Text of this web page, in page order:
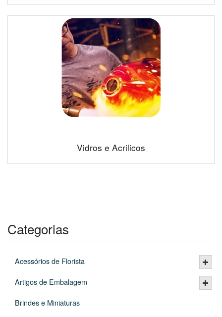
Vidros e Acrilicos
Categorias
Acessórios de Florista
Artigos de Embalagem
Brindes e Miniaturas